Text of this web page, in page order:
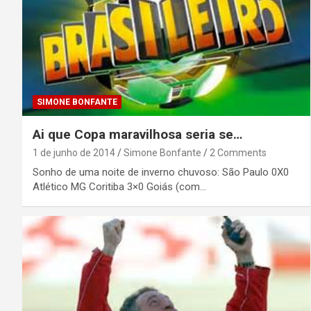
SIMONE BONFANTE
Ai que Copa maravilhosa seria se…
1 de junho de 2014 Simone Bonfante 2 Comments
Sonho de uma noite de inverno chuvoso: São Paulo 0X0
Atlético MG Coritiba 3×0 Goiás (com…